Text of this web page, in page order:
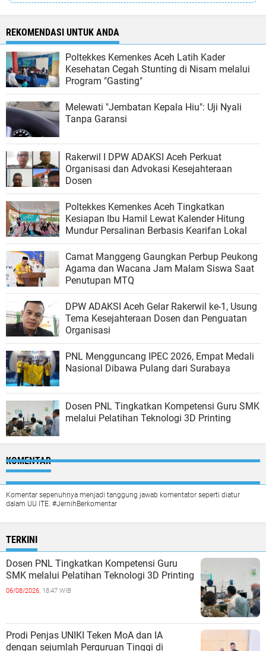
REKOMENDASI UNTUK ANDA
Poltekkes Kemenkes Aceh Latih Kader
Kesehatan Cegah Stunting di Nisam melalui
Program "Gasting"
Melewati "Jembatan Kepala Hiu": Uji Nyali
Tanpa Garansi
Rakerwil I DPW ADAKSI Aceh Perkuat
Organisasi dan Advokasi Kesejahteraan
Dosen
Poltekkes Kemenkes Aceh Tingkatkan
Kesiapan Ibu Hamil Lewat Kalender Hitung
Mundur Persalinan Berbasis Kearifan Lokal
Camat Manggeng Gaungkan Perbup Peukong
Agama dan Wacana Jam Malam Siswa Saat
Penutupan MTQ
DPW ADAKSI Aceh Gelar Rakerwil ke-1, Usung
Tema Kesejahteraan Dosen dan Penguatan
Organisasi
PNL Mengguncang IPEC 2026, Empat Medali
Nasional Dibawa Pulang dari Surabaya
Dosen PNL Tingkatkan Kompetensi Guru SMK
melalui Pelatihan Teknologi 3D Printing
KOMENTAR
Komentar sepenuhnya menjadi tanggung jawab komentator seperti diatur
dalam UU ITE. #JernihBerkomentar
TERKINI
Dosen PNL Tingkatkan Kompetensi Guru
SMK melalui Pelatihan Teknologi 3D Printing
06/08/2026, 18:47 WIB
Prodi Penjas UNIKI Teken MoA dan IA
dengan sejumlah Perguruan Tinggi di